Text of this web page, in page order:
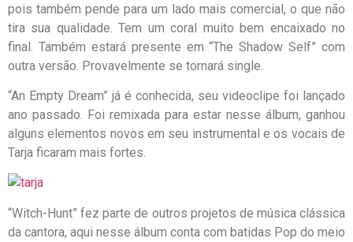
pois também pende para um lado mais comercial, o que não
tira sua qualidade. Tem um coral muito bem encaixado no
final. Também estará presente em “The Shadow Self” com
outra versão. Provavelmente se tornará single.
“An Empty Dream” já é conhecida, seu videoclipe foi lançado
ano passado. Foi remixada para estar nesse álbum, ganhou
alguns elementos novos em seu instrumental e os vocais de
Tarja ficaram mais fortes.
“Witch-Hunt” fez parte de outros projetos de música clássica
da cantora, aqui nesse álbum conta com batidas Pop do meio